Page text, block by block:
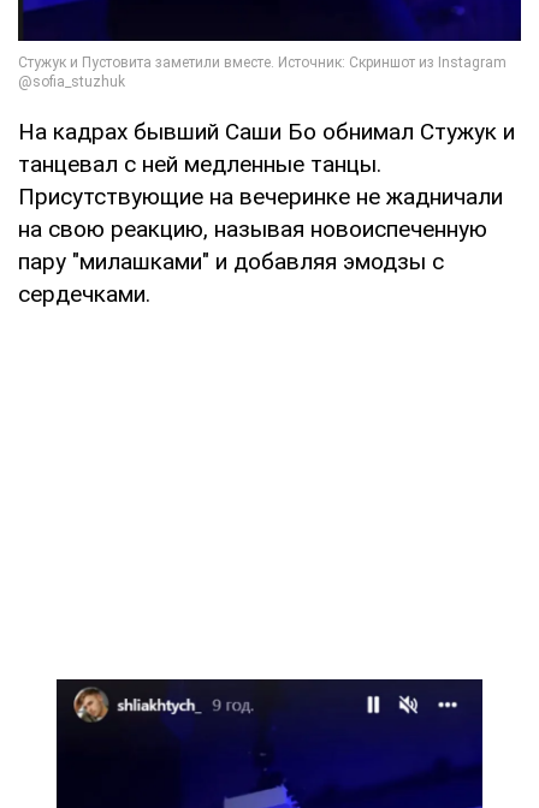
На кадрах бывший Саши Бо обнимал Стужук и
танцевал с ней медленные танцы.
Присутствующие на вечеринке не жадничали
на свою реакцию, называя новоиспеченную
пару "милашками" и добавляя эмодзы с
сердечками.